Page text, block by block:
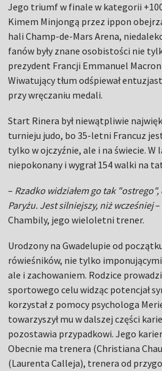
Jego triumf w finale w kategorii
Kimem Minjongą przez ippon
hali Champ-de-Mars Arena,
fanów były znane osobistości nie
prezydent Francji Emmanuel
Wiwatujący tłum odśpiewał
przy wręczaniu medali.
Start Rinera był niewątpliwie
turnieju judo, bo 35-letni Francuz
tylko w ojczyźnie, ale i na świecie. W
niepokonany i wygrał 154 walki na
– Rzadko widziałem go tak
Paryżu. Jest silniejszy, niż wcześniej–
Chambily, jego wieloletni trener.
Urodzony na Gwadelupie od
rówieśników, nie tylko
ale i zachowaniem. Rodzice
sportowego celu widząc potencjał
korzystał z pomocy psychologa
towarzyszył mu w dalszej części
pozostawia przypadkowi. Jego
Obecnie ma trenera (Christiana
(Laurenta Calleja), trenera od